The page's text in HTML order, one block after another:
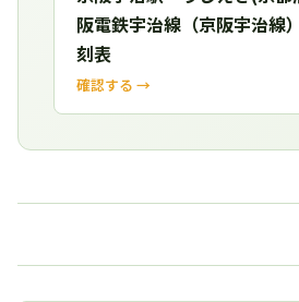
阪電鉄宇治線（京阪宇治線
刻表
確認する →